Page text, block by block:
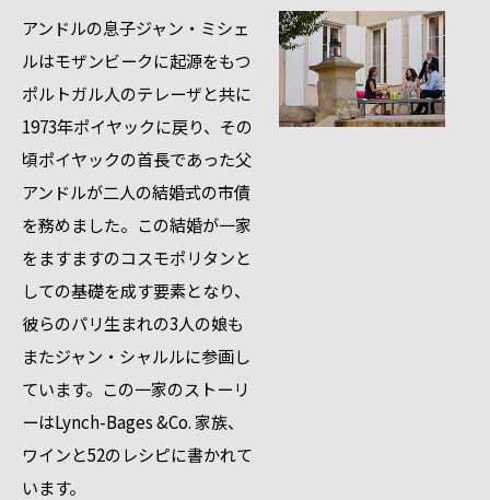
アンドルの息子ジャン・ミシェ
ルはモザンビークに起源をもつ
ポルトガル人のテレーザと共に
1973年ポイヤックに戻り、その
頃ポイヤックの首長であった父
アンドルが二人の結婚式の市債
を務めました。この結婚が一家
をますますのコスモポリタンと
しての基礎を成す要素となり、
彼らのパリ生まれの3人の娘も
またジャン・シャルルに参画し
ています。この一家のストーリ
ーはLynch-Bages &Co. 家族、
ワインと52のレシピに書かれて
います。